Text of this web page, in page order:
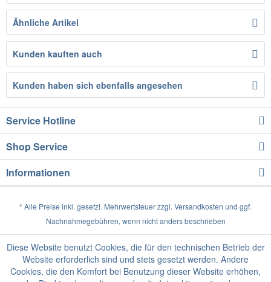
Ähnliche Artikel
Kunden kauften auch
Kunden haben sich ebenfalls angesehen
Service Hotline
Shop Service
Informationen
* Alle Preise inkl. gesetzl. Mehrwertsteuer zzgl. Versandkosten und ggf.
Nachnahmegebühren, wenn nicht anders beschrieben
Diese Website benutzt Cookies, die für den technischen Betrieb der
Website erforderlich sind und stets gesetzt werden. Andere
Cookies, die den Komfort bei Benutzung dieser Website erhöhen,